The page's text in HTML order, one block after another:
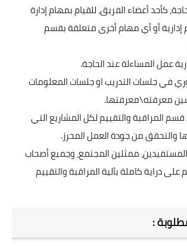
كأحد أعضاء الفريق، للقيام بمهام إدارة
إدارية أو أي مهام أخرى متعلقة بقسم
عمل المساءلة عند الحاجة.
في جلسات التدريب او جلسات المعلومات
معرفته\معرفتها.
المراقبة والتقييم لكل المشاريع التي
والتحقق من جودة العمل المحرز.
ممثلين المجتمع، وجميع أصحاب
دراية كاملة بآلية المراقبة والتقييم
: